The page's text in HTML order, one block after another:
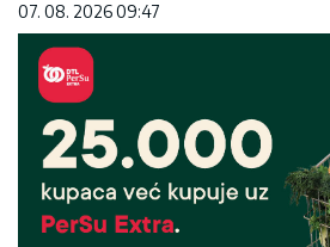
07. 08. 2026 09:47